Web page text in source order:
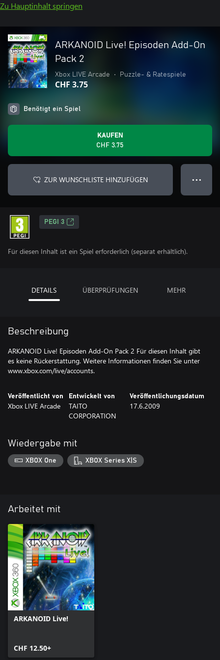
Zu Hauptinhalt springen
ARKANOID Live! Episoden Add-On
Pack 2
Xbox LIVE Arcade • Puzzle- & Ratespiele
CHF 3.75
Benötigt ein Spiel
KAUFEN
CHF 3.75
ZUR WUNSCHLISTE HINZUFÜGEN ● ● ●
PEGI 3
Für diesen Inhalt ist ein Spiel erforderlich (separat erhältlich).
DETAILS ÜBERPRÜFUNGEN MEHR
Beschreibung
ARKANOID Live! Episoden Add-On Pack 2 Für diesen Inhalt gibt
es keine Rückerstattung. Weitere Informationen finden Sie unter
www.xbox.com/live/accounts.
Veröffentlicht von
Xbox LIVE Arcade
Entwickelt von
TAITO
CORPORATION
Veröffentlichungsdatum
17.6.2009
Wiedergabe mit
XBOX One XBOX Series X|S
Arbeitet mit
ARKANOID Live!
CHF 12.50+